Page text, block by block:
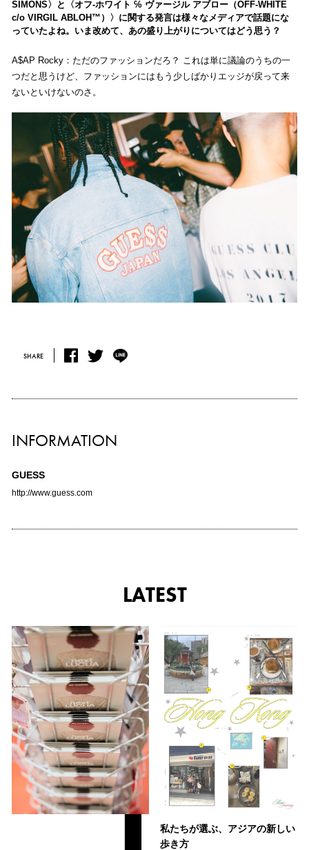
SIMONS〉と〈オフ-ホワイト ℅ ヴァージル アブロー（OFF-WHITE
c/o VIRGIL ABLOH™）〉に関する発言は様々なメディアで話題にな
っていたよね。いま改めて、あの盛り上がりについてはどう思う？
A$AP Rocky：ただのファッションだろ？ これは単に議論のうちの一
つだと思うけど、ファッションにはもう少しばかりエッジが戻って来
ないといけないのさ。
SHARE
INFORMATION
GUESS
http://www.guess.com
LATEST
私たちが選ぶ、アジアの新しい
歩き方